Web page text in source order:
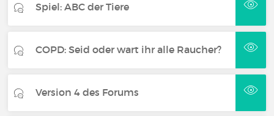
Spiel: ABC der Tiere
COPD: Seid oder wart ihr alle Raucher?
Version 4 des Forums